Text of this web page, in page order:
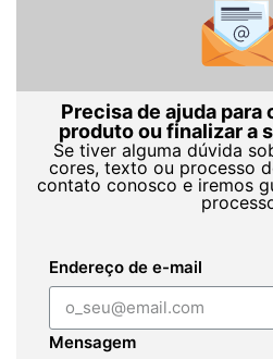
Precisa de ajuda para
produto ou finalizar a
Se tiver alguma dúvida
cores, texto ou processo
contato conosco e iremos
Endereço de e-mail
Mensagem